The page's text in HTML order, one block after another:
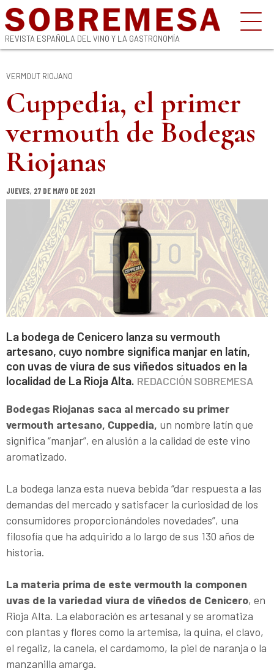
REVISTA ESPAÑOLA DEL VINO Y LA GASTRONOMÍA
VERMOUT RIOJANO
Cuppedia, el primer
vermouth de Bodegas
Riojanas
JUEVES, 27 DE MAYO DE 2021
La bodega de Cenicero lanza su vermouth
artesano, cuyo nombre significa manjar en latín,
con uvas de viura de sus viñedos situados en la
localidad de La Rioja Alta. REDACCIÓN SOBREMESA
Bodegas Riojanas saca al mercado su primer
vermouth artesano, Cuppedia, un nombre latín que
significa “manjar”, en alusión a la calidad de este vino
aromatizado.
La bodega lanza esta nueva bebida “dar respuesta a las
demandas del mercado y satisfacer la curiosidad de los
consumidores proporcionándoles novedades”, una
filosofía que ha adquirido a lo largo de sus 130 años de
historia.
La materia prima de este vermouth la componen
uvas de la variedad viura de viñedos de Cenicero, en
Rioja Alta. La elaboración es artesanal y se aromatiza
con plantas y flores como la artemisa, la quina, el clavo,
el regaliz, la canela, el cardamomo, la piel de naranja o la
manzanilla amarga.